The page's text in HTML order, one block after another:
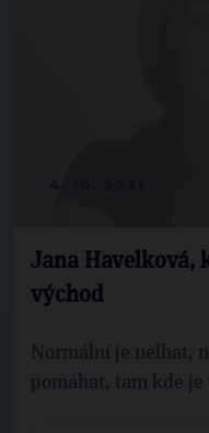
Jana Havelková,
východ
Normální je nelhat,
pomáhat, tam kde je